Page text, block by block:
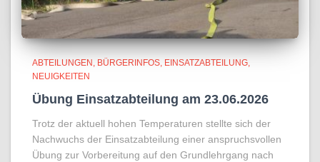
ABTEILUNGEN BÜRGERINFOS EINSATZABTEILUNG
NEUIGKEITEN
Übung Einsatzabteilung am 23.06.2026
Trotz der aktuell hohen Temperaturen stellte sich der
Nachwuchs der Einsatzabteilung einer anspruchsvollen
Übung zur Vorbereitung auf den Grundlehrgang nach